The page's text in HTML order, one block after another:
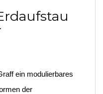
ein modulierbares
der